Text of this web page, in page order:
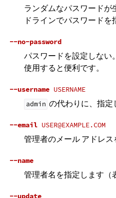
ランダムなパスワードが
ドラインでパスワードを
--no-password
パスワードを設定しない
使用すると便利です。
--username USERNAME
admin の代わりに、指定
--email USER@EXAMPLE.COM
管理者のメール アドレス
--name
管理者名を指定します（
--update